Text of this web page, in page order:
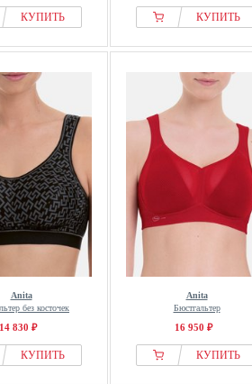
КУПИТЬ КУПИТЬ
Anita
без косточек
14 830 ₽
КУПИТЬ
Anita
Бюстгальтер
16 950 ₽
КУПИТЬ